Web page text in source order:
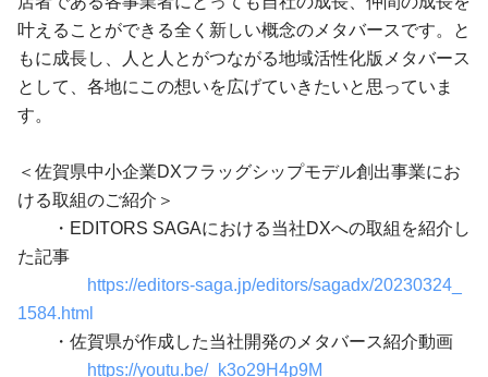
叶えることができる全く新しい概念のメタバースです。と
もに成長し、人と人とがつながる地域活性化版メタバース
として、各地にこの想いを広げていきたいと思っていま
す。
＜佐賀県中小企業DXフラッグシップモデル創出事業にお
ける取組のご紹介＞
・EDITORS SAGAにおける当社DXへの取組を紹介し
た記事
https://editors-saga.jp/editors/sagadx/20230324_
1584.html
・佐賀県が作成した当社開発のメタバース紹介動画
https://youtu.be/_k3o29H4p9M